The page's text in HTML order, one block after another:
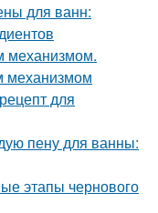
для ванн:
механизмом.
механизмом
для
пену для ванны:
этапы чернового